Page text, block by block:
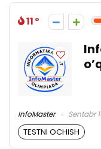
11
InfoMaster Sentabr
TESTNI OCHISH